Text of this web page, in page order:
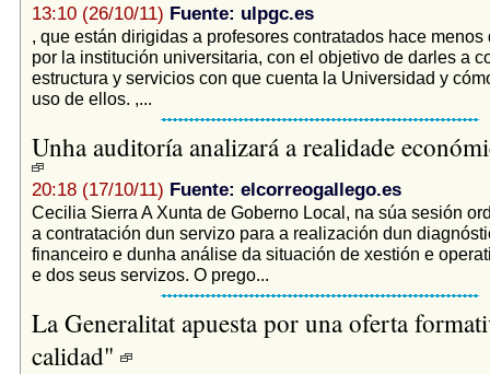
13:10 (26/10/11) Fuente: ulpgc.es
, que están dirigidas a profesores contratados hace menos
por la institución universitaria, con el objetivo de darles a
estructura y servicios con que cuenta la Universidad y
uso de ellos. ,...
Unha auditoría analizará a realidade
20:18 (17/10/11) Fuente: elcorreogallego.es
Cecilia Sierra A Xunta de Goberno Local, na súa sesión
a contratación dun servizo para a realización dun
financeiro e dunha análise da situación de xestión e
e dos seus servizos. O prego...
La Generalitat apuesta por una oferta
calidad"